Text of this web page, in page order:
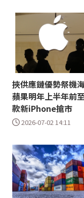
挾供應鏈優勢祭機
蘋果明年上半年前
款新iPhone搶市
2026-07-02 14:11